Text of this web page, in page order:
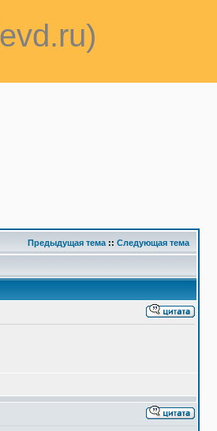
Предыдущая тема :: Следующая тема